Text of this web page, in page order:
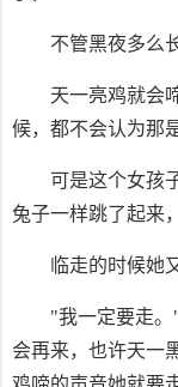
不管黑夜多么
天一亮鸡就会
候，都不会认为那
可是这个女孩
兔子一样跳了起来
临走的时候她
"我一定要走
会再来，也许天一